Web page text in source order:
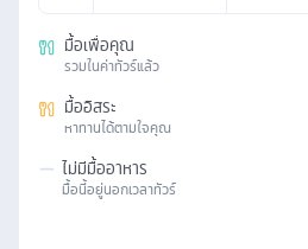
มื้อเพื่อคุณ
รวมในค่าทัวร์แล้ว
มื้ออิสระ
หาทานได้ตามใจคุณ
— ไม่มีมื้ออาหาร
มื้อนี้อยู่นอกเวลาทัวร์